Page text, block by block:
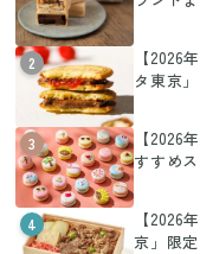
2
【2026
タ東京
3
【2026
すすめ
4
【2026
京」限